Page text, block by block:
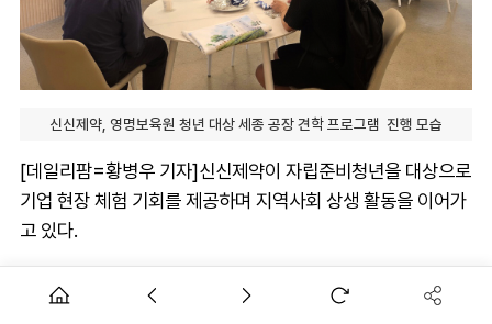
신신제약, 영명보육원 청년 대상 세종 공장 견학 프로그램 진행 모습
[데일리팜=황병우 기자]신신제약이 자립준비청년을 대상으로
기업 현장 체험 기회를 제공하며 지역사회 상생 활동을 이어가
고 있다.
일환으로 세종시 영명보육원 소속 자립준비청년을 초청해 세